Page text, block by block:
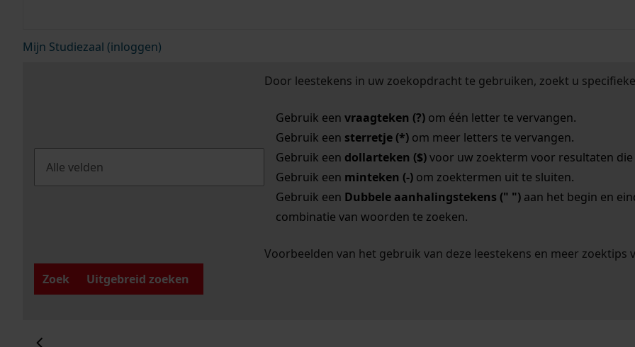
Mijn Studiezaal (inloggen)
Door leestekens in uw zoekopdracht te gebruiken, zoekt u
Gebruik een vraagteken (?)om één letter te vervangen.
Gebruik een sterretje (*)om meer letters te vervangen.
Gebruik een dollarteken ($)voor uw zoekterm voor resultaten die
Gebruik een minteken (-)om zoektermen uit te sluiten.
Gebruik een Dubbele aanhalingstekens (" ")aan het begin en
combinatie van woorden te zoeken.
Voorbeelden van het gebruik van deze leestekens en meer zoektips
Zoek
Uitgebreid zoeken